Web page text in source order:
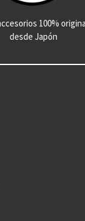
100%
desde Japón